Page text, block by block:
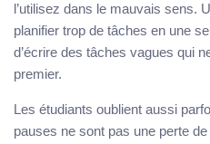
l’utilisez dans le mauvais sens.
planifier trop de tâches en une
d’écrire des tâches vagues qui
premier.
Les étudiants oublient aussi
pauses ne sont pas une perte